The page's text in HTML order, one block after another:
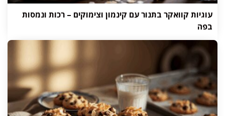
עוגיות קוואקר בתנור עם קינמון וצימוקים – רכות ונמסות
בפה